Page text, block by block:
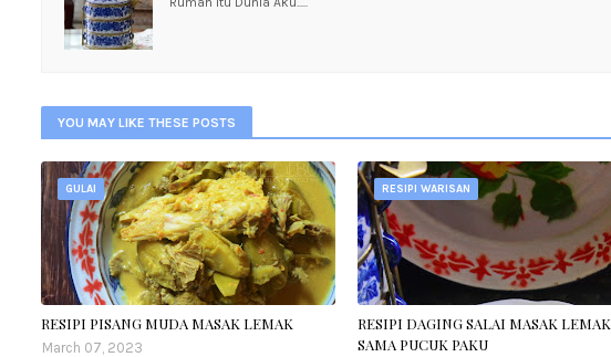
YOU MAY LIKE THESE POSTS
GULAI
RESIPI PISANG MUDA MASAK LEMAK
March 07, 2023
RESIPI WARISAN
RESIPI DAGING SALAI MASAK LEMAK
SAMA PUCUK PAKU